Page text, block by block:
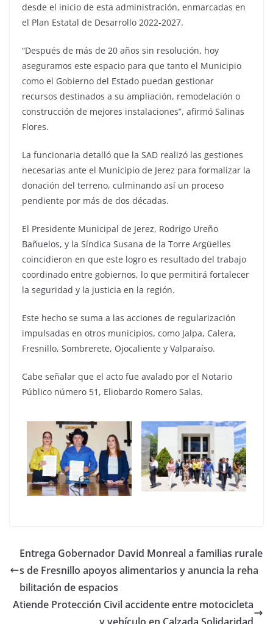
desde el inicio de esta administración, enmarcadas en
el Plan Estatal de Desarrollo 2022-2027.
“Después de más de 20 años sin resolución, hoy
aseguramos este espacio para que tanto el Municipio
como el Gobierno del Estado puedan gestionar
recursos destinados a su ampliación, remodelación o
construcción de mejores instalaciones”, afirmó Salinas
Flores.
La funcionaria detalló que la SAD realizó las gestiones
necesarias ante el Municipio de Jerez para formalizar la
donación del terreno, culminando así un proceso
pendiente por más de dos décadas.
El Presidente Municipal de Jerez, Rodrigo Ureño
Bañuelos, y la Síndica Susana de la Torre Argüelles
coincidieron en que este logro es resultado del trabajo
coordinado entre gobiernos, lo que permitirá fortalecer
la seguridad y la justicia en la región.
Este hecho se suma a las acciones de regularización
impulsadas en otros municipios, como Jalpa, Calera,
Fresnillo, Sombrerete, Ojocaliente y Valparaíso.
Cabe señalar que el acto fue avalado por el Notario
Público número 51, Eliobardo Romero Salas.
Entrega Gobernador David Monreal a familias rurale
s de Fresnillo apoyos alimentarios y anuncia la reha
bilitación de espacios
Atiende Protección Civil accidente entre motocicleta